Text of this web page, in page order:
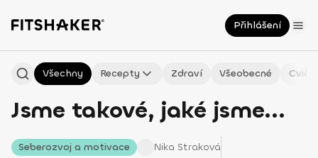
Přihlášení
Všechny Recepty Zdraví Všeobecné
Jsme takové, jaké jsme...
Seberozvoj a motivace Nika Straková